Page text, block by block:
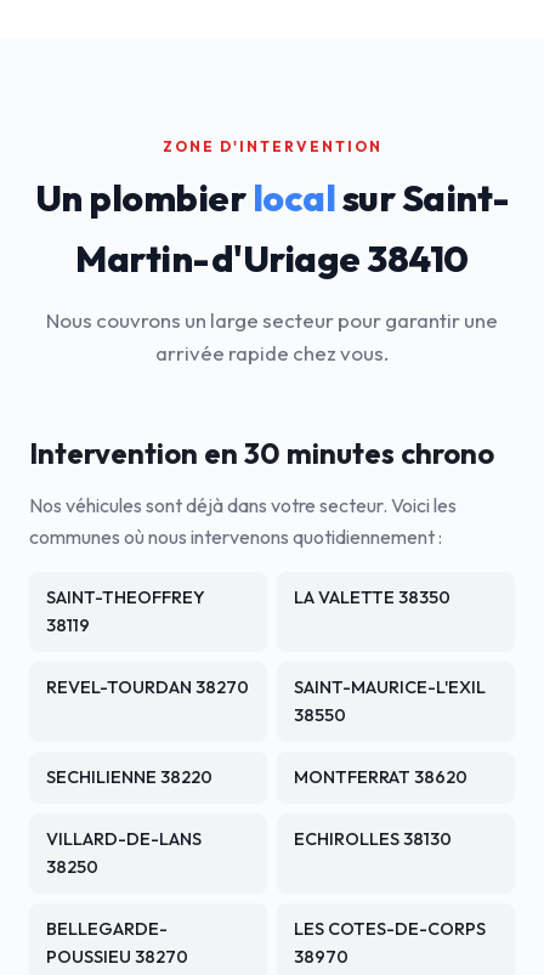
ZONE D'INTERVENTION
Un plombierlocalsur Saint-
Martin-d'Uriage 38410
Nous couvrons un large secteur pour garantir une
arrivée rapide chez vous.
Intervention en 30 minutes chrono
Nos véhicules sont déjà dans votre secteur. Voici les
communes où nous intervenons quotidiennement :
SAINT-THEOFFREY
38119
LA VALETTE 38350
REVEL-TOURDAN 38270
SAINT-MAURICE-L'EXIL
38550
SECHILIENNE 38220 MONTFERRAT 38620
VILLARD-DE-LANS
38250
ECHIROLLES 38130
BELLEGARDE-
POUSSIEU 38270
LES COTES-DE-CORPS
38970